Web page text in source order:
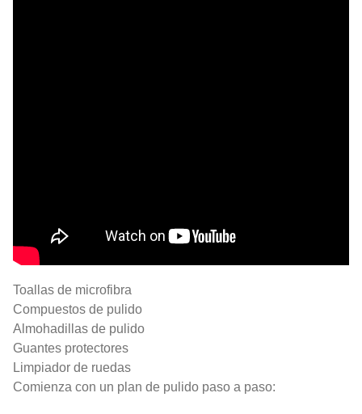
Toallas de microfibra
Compuestos de pulido
Almohadillas de pulido
Guantes protectores
Limpiador de ruedas
Comienza con un plan de pulido paso a paso: